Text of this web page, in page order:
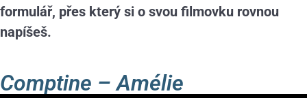
formulář, přes který si o svou filmovku rovnou
napíšeš.
Comptine – Amélie